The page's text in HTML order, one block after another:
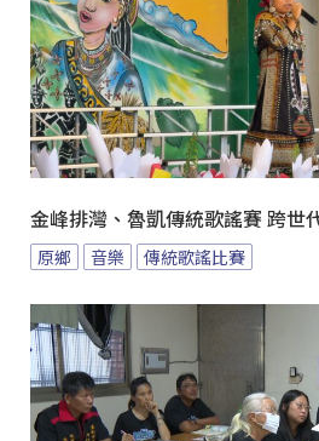
金峰排灣、魯凱傳統歌謠賽 跨世
原鄉 音樂 傳統歌謠比賽